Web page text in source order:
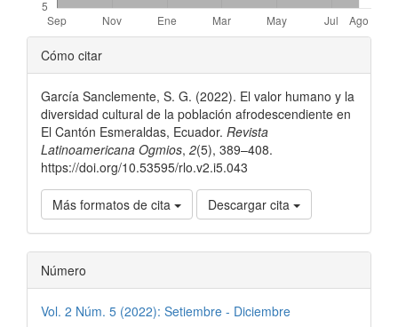
Detalles
del
artículo
Cómo citar
García Sanclemente, S. G. (2022). El valor humano y la
diversidad cultural de la población afrodescendiente en
El Cantón Esmeraldas, Ecuador. Revista
Latinoamericana Ogmios, 2(5), 389–408.
https://doi.org/10.53595/rlo.v2.i5.043
Más formatos de cita Descargar cita
Número
Vol. 2 Núm. 5 (2022): Setiembre - Diciembre